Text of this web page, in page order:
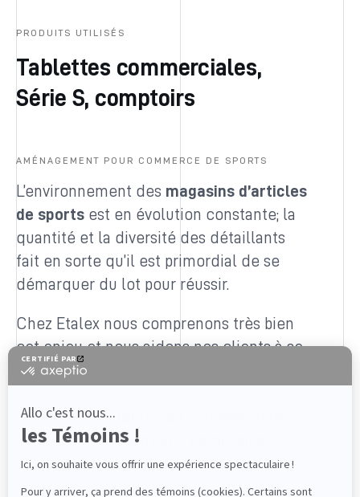
PRODUITS UTILISÉS
Tablettes commerciales,
Série S, comptoirs
AMÉNAGEMENT POUR COMMERCE DE SPORTS
L’environnement des magasins d’articles
de sports est en évolution constante; la
quantité et la diversité des détaillants
fait en sorte qu’il est primordial de se
démarquer du lot pour réussir.
Chez Etalex nous comprenons très bien
cet enjeu et nous aidons nos clients à se
démarquer pour offrir une expérience
clientèle. Des
Série S, auxprésentoirs
chemins de caisse, nous avons la
solution pour tous les types de